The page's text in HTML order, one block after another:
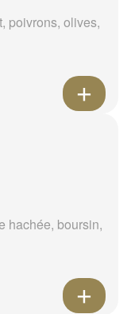
poivrons, olives,
hachée, boursin,